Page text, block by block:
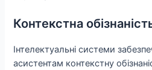
Контекстна
Інтелектуальні системи
асистентам контекстну